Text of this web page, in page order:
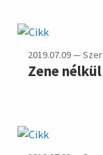
2019.07.09 —
Zene